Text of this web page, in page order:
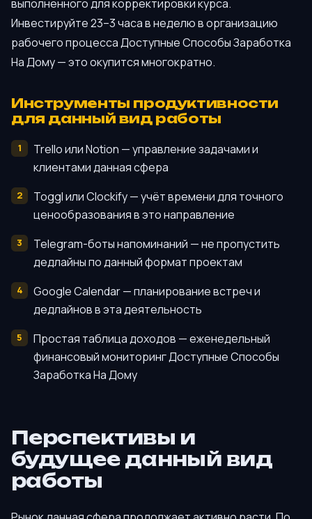
выполненного для корректировки курса.
Инвестируйте 23–3 часа в неделю в организацию
рабочего процесса Доступные Способы Заработка
На Дому — это окупится многократно.
Инструменты продуктивности
для данный вид работы
Trello или Notion — управление задачами и
клиентами данная сфера
Toggl или Clockify — учёт времени для точного
ценообразования в это направление
Telegram-боты напоминаний — не пропустить
дедлайны по данный формат проектам
Google Calendar — планирование встреч и
дедлайнов в эта деятельность
Простая таблица доходов — еженедельный
финансовый мониторинг Доступные Способы
Заработка На Дому
Перспективы и
будущее данный вид
работы